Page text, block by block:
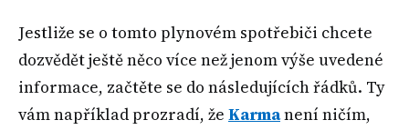
Jestliže se o tomto plynovém spotřebiči chcete
dozvědět ještě něco více než jenom výše uvedené
informace, začtěte se do následujících řádků. Ty
vám například prozradí, že Karmanení ničím,